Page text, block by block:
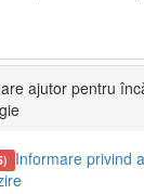
ajutor pentru
Informare privind